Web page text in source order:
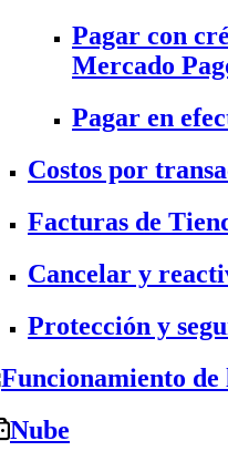
Pagar con
Mercado
Pagar en
Costos por
Facturas de
Cancelar y
Protección y
Funcionamiento de
Nube